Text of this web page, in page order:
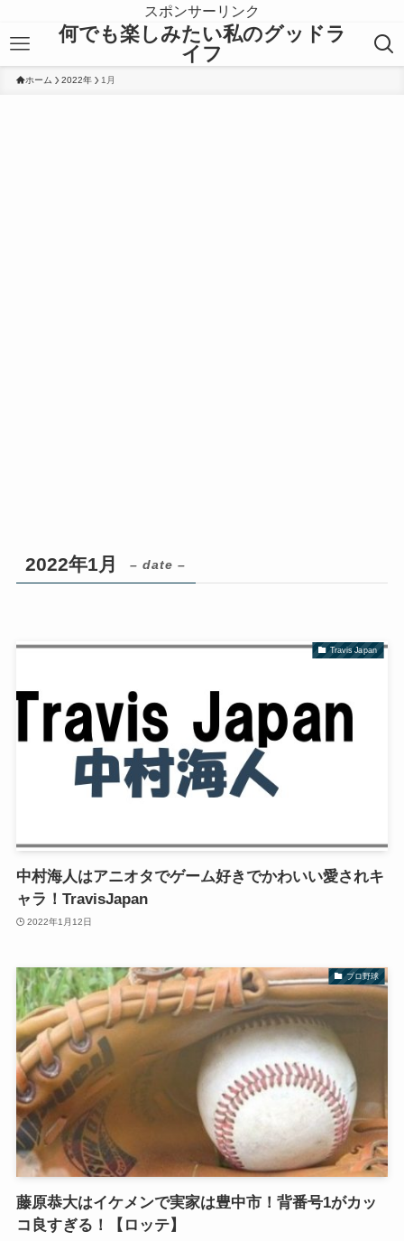
スポンサーリンク
何でも楽しみたい私のグッドラ
イフ
ホーム 2022年 1月
2022年1月 – date –
Travis Japan
中村海人はアニオタでゲーム好きでかわいい愛されキ
ャラ！TravisJapan
2022年1月12日
プロ野球
藤原恭大はイケメンで実家は豊中市！背番号1がカッ
コ良すぎる！【ロッテ】